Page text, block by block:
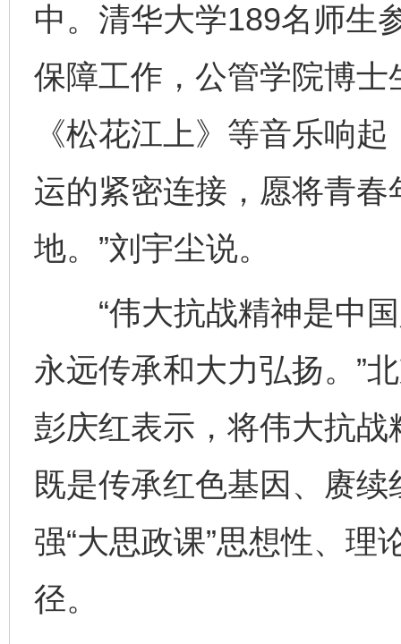
中。清华大学189名师生
保障工作，公管学院博士
《松花江上》等音乐响
运的紧密连接，愿将青
地。”刘宇尘说。
“伟大抗战精神是中国
永远传承和大力弘扬。”
彭庆红表示，将伟大抗战
既是传承红色基因、赓
强“大思政课”思想性、
径。